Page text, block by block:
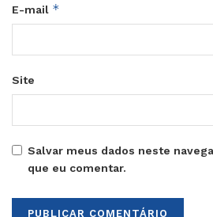
E-mail *
Site
Salvar meus dados neste
que eu comentar.